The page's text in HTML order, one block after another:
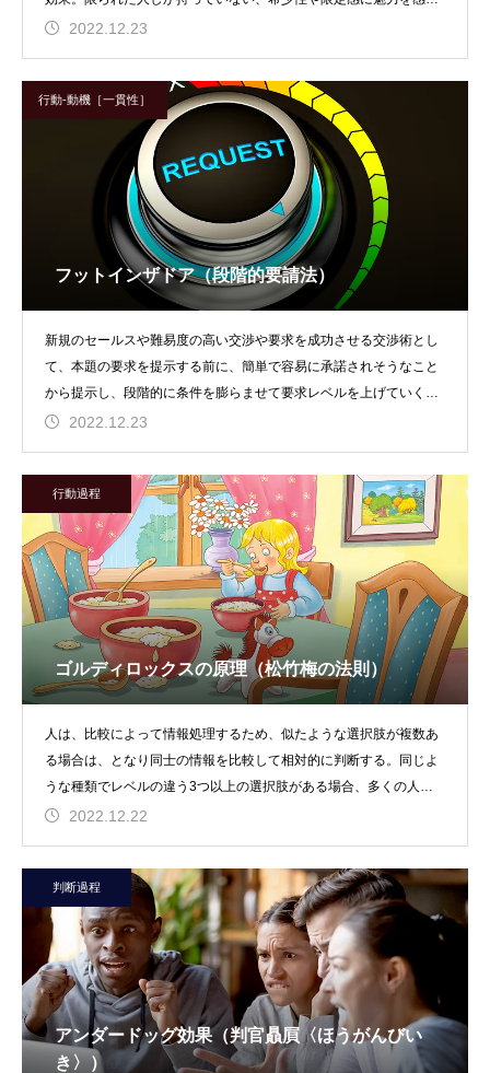
る顕示欲求で、他人と
2022.12.23
行動-動機［一貫性］
フットインザドア（段階的要請法）
新規のセールスや難易度の高い交渉や要求を成功させる交渉術とし
て、本題の要求を提示する前に、簡単で容易に承諾されそうなこと
から提示し、段階的に条件を膨らませて要求レベルを上げていく方
法。訪問販売員が粘る
2022.12.23
行動過程
ゴルディロックスの原理（松竹梅の法則）
人は、比較によって情報処理するため、似たような選択肢が複数あ
る場合は、となり同士の情報を比較して相対的に判断する。同じよ
うな種類でレベルの違う3つ以上の選択肢がある場合、多くの人は
中間の平均的な選択肢
2022.12.22
判断過程
アンダードッグ効果（判官贔屓〈ほうがんびい
き〉）